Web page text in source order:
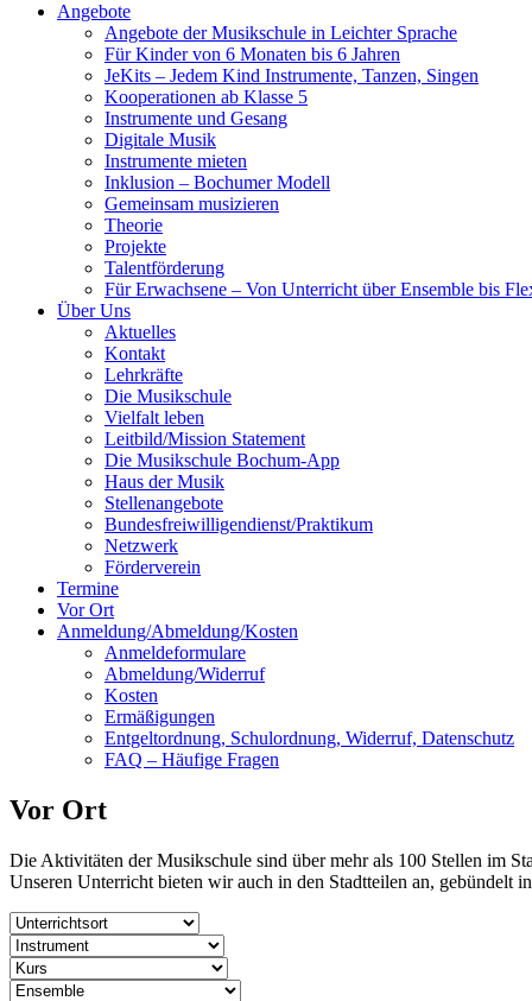
Angebote
Angebote der Musikschule in Leichter Sprache
Für Kinder von 6 Monaten bis 6 Jahren
JeKits – Jedem Kind Instrumente, Tanzen, Singen
Kooperationen ab Klasse 5
Instrumente und Gesang
Digitale Musik
Instrumente mieten
Inklusion – Bochumer Modell
Gemeinsam musizieren
Theorie
Projekte
Talentförderung
Für Erwachsene – Von Unterricht über Ensemble bis
Über Uns
Aktuelles
Kontakt
Lehrkräfte
Die Musikschule
Vielfalt leben
Leitbild/Mission Statement
Die Musikschule Bochum-App
Haus der Musik
Stellenangebote
Bundesfreiwilligendienst/Praktikum
Netzwerk
Förderverein
Termine
Vor Ort
Anmeldung/Abmeldung/Kosten
Anmeldeformulare
Abmeldung/Widerruf
Kosten
Ermäßigungen
Entgeltordnung, Schulordnung, Widerruf, Datenschutz
FAQ – Häufige Fragen
Vor Ort
Die Aktivitäten der Musikschule sind über mehr als 100 Stellen im
Unseren Unterricht bieten wir auch in den Stadtteilen an, gebündelt